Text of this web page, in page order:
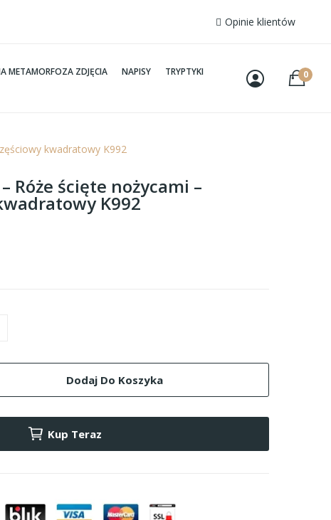
Opinie klientów
METAMORFOZA ZDJĘCIA NAPISY
TRYPTYKI
0
kwadratowy K992
Róże ścięte nożycami –
K992
Dodaj Do Koszyka
Kup Teraz